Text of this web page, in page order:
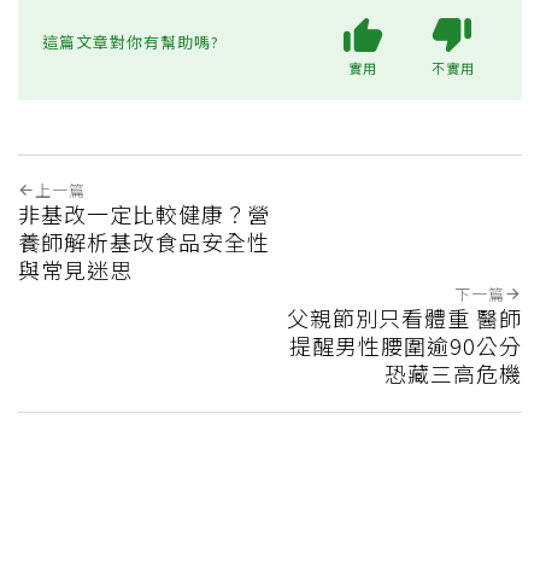
這篇文章對你有幫助嗎?
實用 不實用
上一篇
非基改一定比較健康？營
養師解析基改食品安全性
與常見迷思
下一篇
父親節別只看體重 醫師
提醒男性腰圍逾90公分
恐藏三高危機